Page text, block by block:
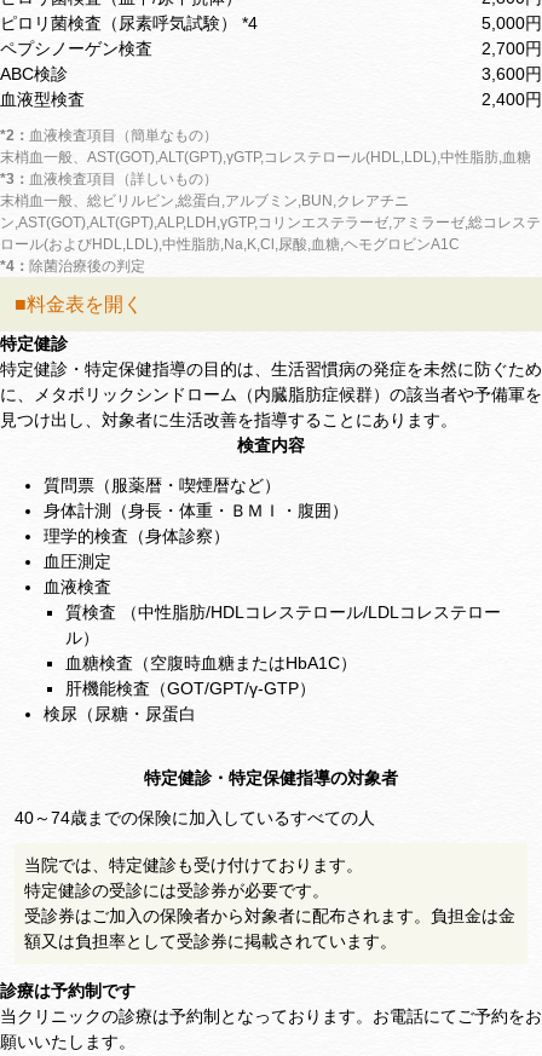
ピロリ菌検査（尿素呼気試験） *4
5,000円
ペプシノーゲン検査
2,700円
ABC検診
3,600円
血液型検査
2,400円
*2： 血液検査項目（簡単なもの）
末梢血一般、AST(GOT),ALT(GPT),γGTP,コレステロール(HDL,LDL),中性脂肪,血糖
*3： 血液検査項目（詳しいもの）
末梢血一般、総ビリルビン,総蛋白,アルブミン,BUN,クレアチニ
ン,AST(GOT),ALT(GPT),ALP,LDH,γGTP,コリンエステラーゼ,アミラーゼ,総コレステ
ロール(およびHDL,LDL),中性脂肪,Na,K,Cl,尿酸,血糖,ヘモグロビンA1C
*4： 除菌治療後の判定
■料金表を開く
特定健診
特定健診・特定保健指導の目的は、生活習慣病の発症を未然に防ぐため
に、メタボリックシンドローム（内臓脂肪症候群）の該当者や予備軍を
見つけ出し、対象者に生活改善を指導することにあります。
検査内容
質問票（服薬暦・喫煙暦など）
身体計測（身長・体重・ＢＭＩ・腹囲）
理学的検査（身体診察）
血圧測定
血液検査
質検査 （中性脂肪/HDLコレステロール/LDLコレステロー
ル）
血糖検査（空腹時血糖またはHbA1C）
肝機能検査（GOT/GPT/γ-GTP）
検尿（尿糖・尿蛋白
特定健診・特定保健指導の対象者
40～74歳までの保険に加入しているすべての人
当院では、特定健診も受け付けております。
特定健診の受診には受診券が必要です。
受診券はご加入の保険者から対象者に配布されます。負担金は金
額又は負担率として受診券に掲載されています。
診療は予約制です
当クリニックの診療は予約制となっております。お電話にてご予約をお
願いいたします。